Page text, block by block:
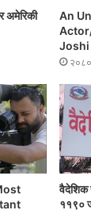
अमेरिकी
An
Joshi
वैदेशिक
११९०